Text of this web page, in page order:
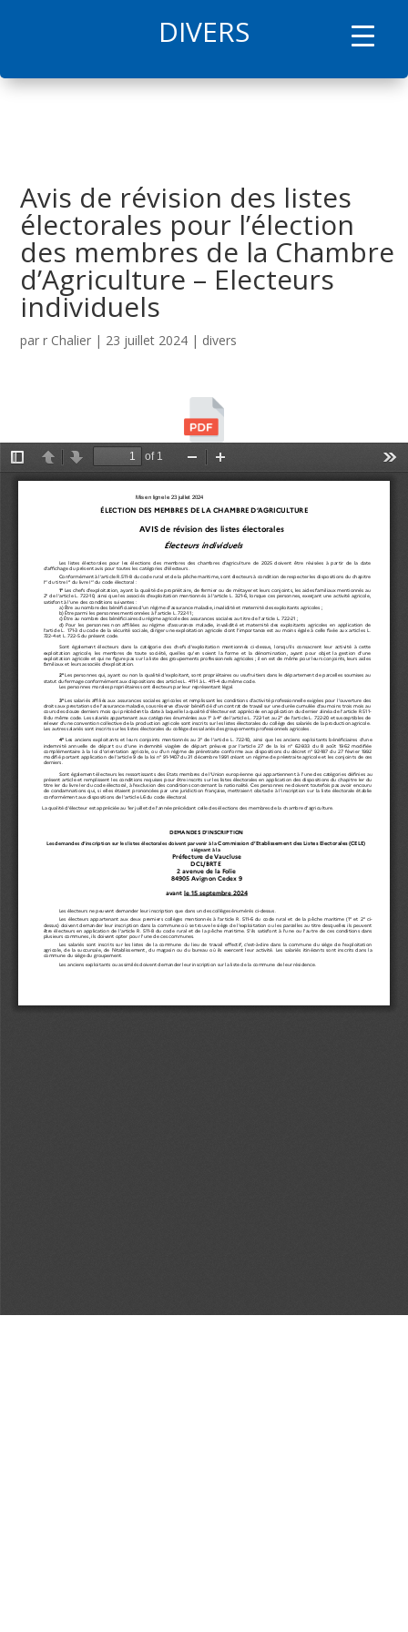
DIVERS
Avis de révision des listes
électorales pour l’élection
des membres de la Chambre
d’Agriculture – Electeurs
individuels
parr Chalier | 23 juillet 2024 | divers